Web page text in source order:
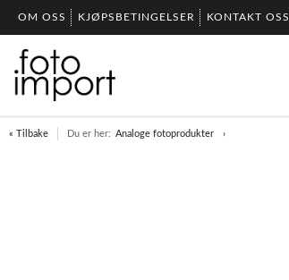
OM OSS KJØPSBETINGELSER KONTAKT OSS
« Tilbake Du er her: Analoge fotoprodukter